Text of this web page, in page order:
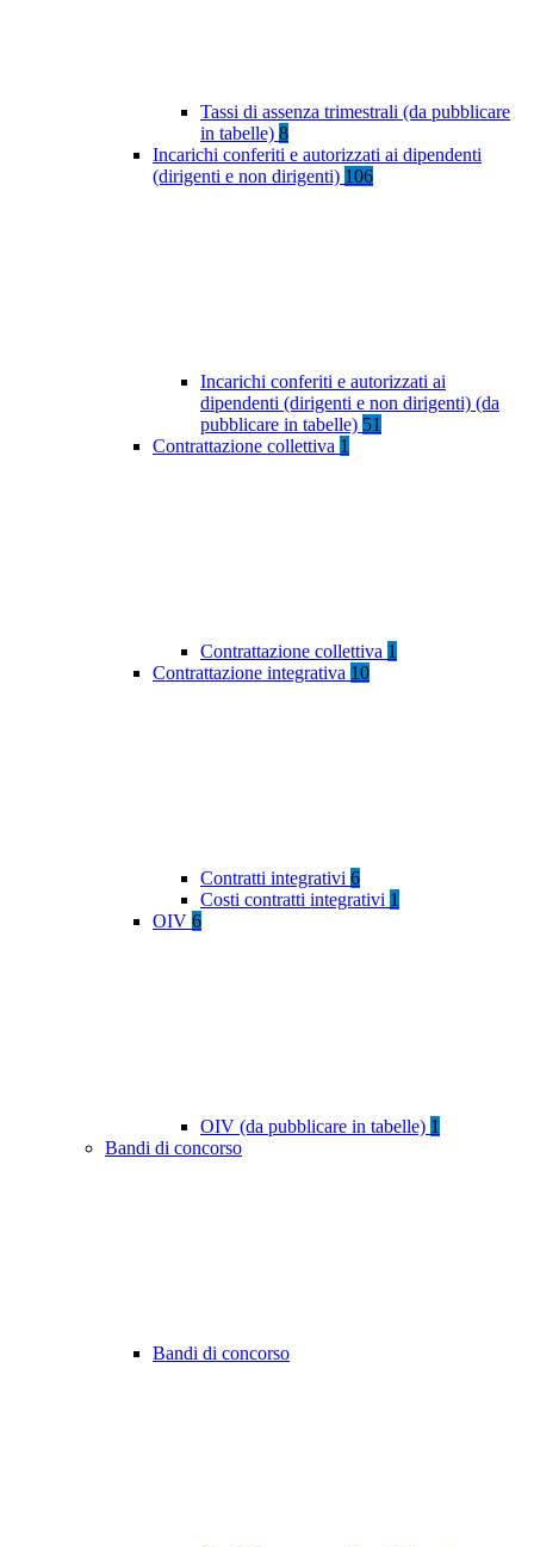
Tassi di assenza trimestrali (da pubblicare
in tabelle) 8
Incarichi conferiti e autorizzati ai dipendenti
(dirigenti e non dirigenti) 106
Incarichi conferiti e autorizzati ai
dipendenti (dirigenti e non dirigenti) (da
pubblicare in tabelle) 51
Contrattazione collettiva 1
Contrattazione collettiva 1
Contrattazione integrativa 10
Contratti integrativi 6
Costi contratti integrativi 1
OIV 6
OIV (da pubblicare in tabelle) 1
Bandi di concorso
Bandi di concorso